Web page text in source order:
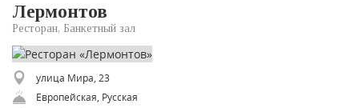
Лермонтов
Ресторан, Банкетный зал
улица Мира, 23
Европейская, Русская